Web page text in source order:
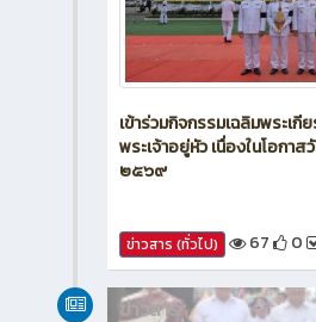
เข้าร่วมกิจกรรมเฉลิมพระเกี
พระเจ้าอยู่หัว เนื่องในโอกา
๒๕๖๙
ข่าวสาร (ทั่วไป) 67 0
ข่าวสาร